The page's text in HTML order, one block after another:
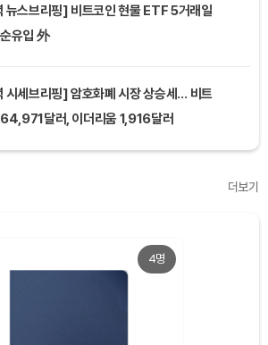
뉴스브리핑] 비트코인 현물 ETF 5거래일
유입 外
시세브리핑] 암호화폐 시장 상승세… 비트
달러, 이더리움 1,916달러
더보기
4명